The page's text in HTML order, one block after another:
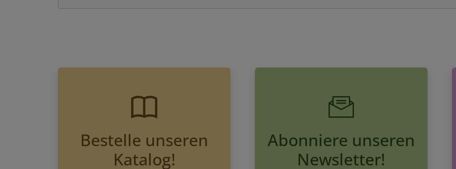
Bestelle unseren
Katalog!
Abonniere unseren
Newsletter!